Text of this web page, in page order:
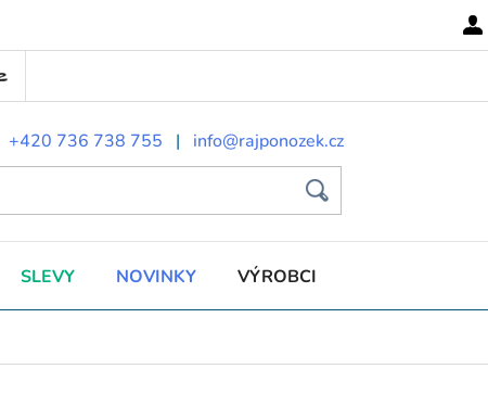
+420 736 738 755 | info@rajponozek.cz
SLEVY NOVINKY VÝROBCI